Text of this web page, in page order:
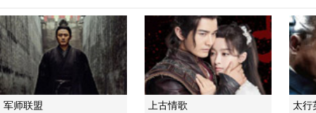
军师联盟 上古情歌 太行